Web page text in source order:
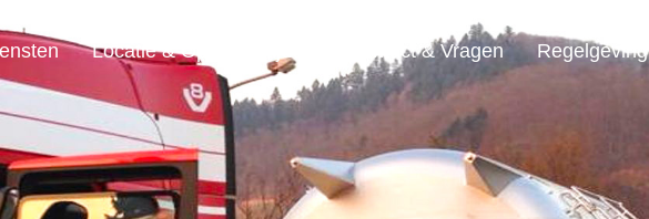
Locatie & Openingstijden Contact & Vragen Regelgeving